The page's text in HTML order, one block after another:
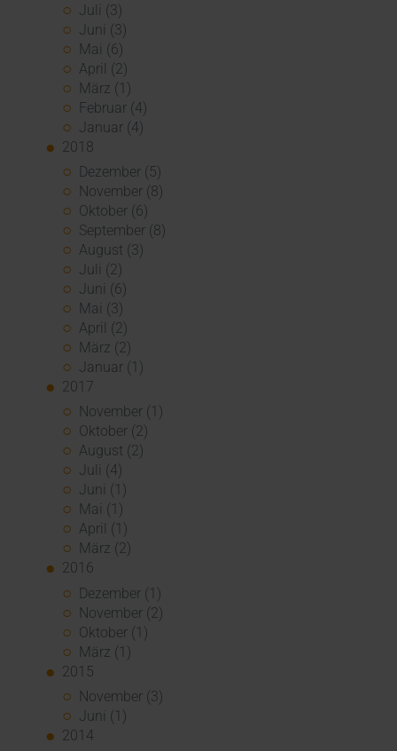
Juli (3)
Juni (3)
Mai (6)
April (2)
März (1)
Februar (4)
Januar (4)
2018
Dezember (5)
November (8)
Oktober (6)
September (8)
August (3)
Juli (2)
Juni (6)
Mai (3)
April (2)
März (2)
Januar (1)
2017
November (1)
Oktober (2)
August (2)
Juli (4)
Juni (1)
Mai (1)
April (1)
März (2)
2016
Dezember (1)
November (2)
Oktober (1)
März (1)
2015
November (3)
Juni (1)
2014